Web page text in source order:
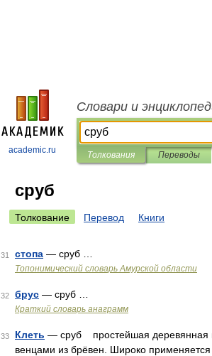
academic.ru
Словари и
Толкования Переводы
сруб
Толкование Перевод Книги
31 стопа — сруб …
Топонимический словарь Амурской области
32 брус — сруб …
Краткий словарь анаграмм
33 Клеть — сруб простейшая деревянная
венцами из брёвен. Широко применяется